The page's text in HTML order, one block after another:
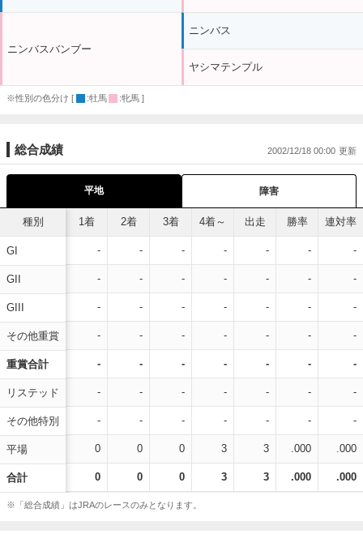
ニンバスバンブー
ニンバス
ヤシマテンプル
※性別の色分け [ :牡馬 :牝馬 ]
総合成績 2002/12/18 00:00
平地 障害
種別
GI
GII
GIII
その他重賞
重賞合計
リステッド
その他特別
平場
合計
1着 2着 3着 4着～ 出走 勝率 連対率
- - - - - - -
- - - - - - -
- - - - - - -
- - - - - - -
- - - - - - -
- - - - - - -
- - - - - - -
0 0 0 3 3 .000 .000
0 0 0 3 3 .000 .000
※「総合成績」はJRAのレースのみとなります。